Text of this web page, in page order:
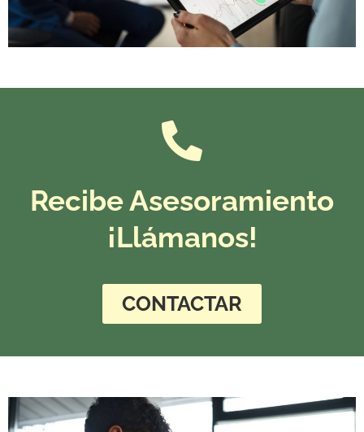
Recibe Asesoramiento
¡Llámanos!
CONTACTAR